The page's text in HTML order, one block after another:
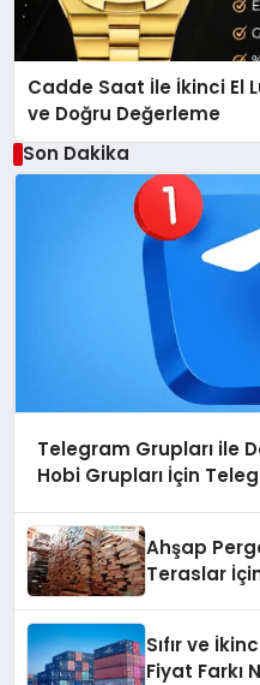
Cadde Saat İle İkinci El
ve Doğru Değerleme
Son Dakika
Telegram Grupları ile
Hobi Grupları İçin
Ahşap
Teraslar
Sıfır ve
Fiyat Farkı